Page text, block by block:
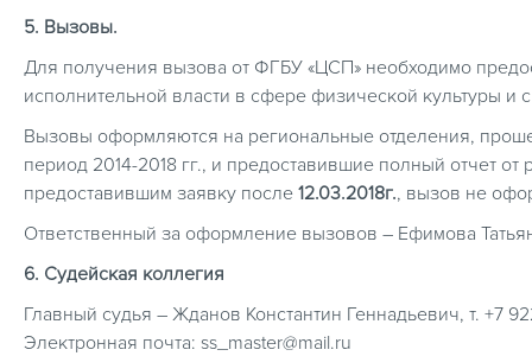
5. Вызовы.
Для получения вызова от ФГБУ «ЦСП» необходимо
исполнительной власти в сфере физической культуры
Вызовы оформляются на региональные отделения,
период 2014-2018 гг., и предоставившие полный отчет
предоставившим заявку после 12.03.2018г., вызов не
Ответственный за оформление вызовов – Ефимова
6. Судейская коллегия
Главный судья – Жданов Константин Геннадьевич, т. +7
Электронная почта: ss_master@mail.ru